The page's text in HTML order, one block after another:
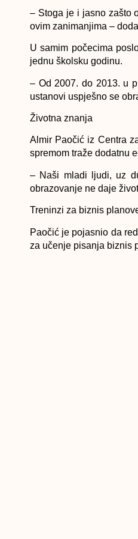
– Stoga je i jasno zašto
ovim zanimanjima –
U samim počecima
jednu školsku godinu.
– Od 2007. do 2013. u
ustanovi uspješno se
Životna znanja
Almir Paočić iz Centra
spremom traže dodatnu
– Naši mladi ljudi, uz
obrazovanje ne daje
Treninzi za biznis
Paočić je pojasnio da
za učenje pisanja biznis